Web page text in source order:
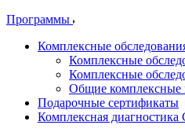
Программы
Комплексные
Комплексные
Комплексные
Общие комплексные
Подарочные сертификаты
Комплексная